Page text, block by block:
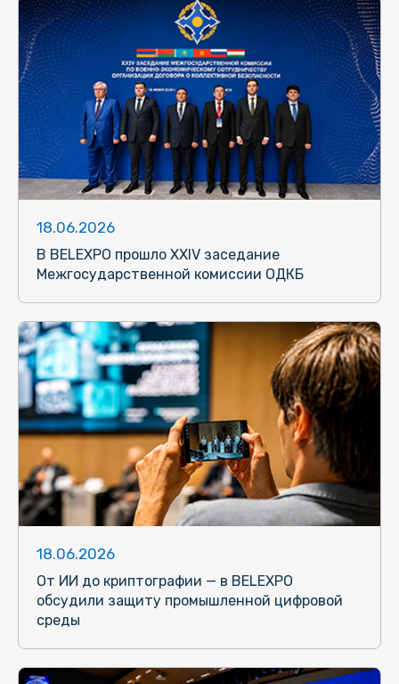
18.06.2026
В BELEXPO прошло XXIV заседание
Межгосударственной комиссии ОДКБ
18.06.2026
От ИИ до криптографии — в BELEXPO
обсудили защиту промышленной цифровой
среды